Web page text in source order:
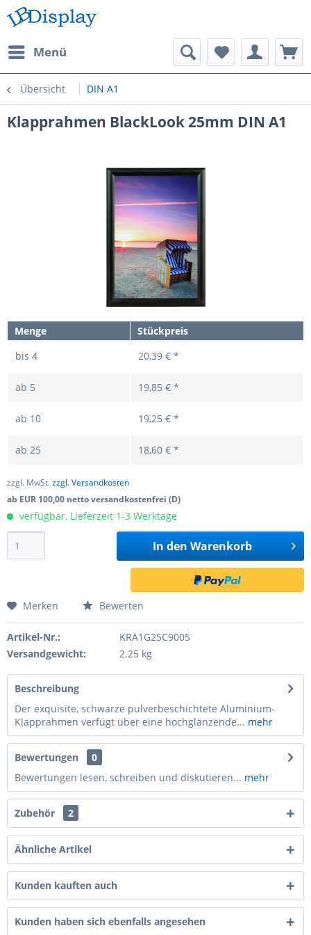
Menü
Übersicht DIN A1
Klapprahmen BlackLook 25mm DIN A1
Menge
Stückpreis
bis 4 20,39 € *
ab 5 19,85 € *
ab 10 19,25 € *
ab 25 18,60 € *
zzgl. MwSt.zzgl. Versandkosten
ab EUR 100,00 netto versandkostenfrei (D)
verfügbar, Lieferzeit 1-3 Werktage
In den Warenkorb
Merken Bewerten
Artikel-Nr.:
KRA1G25C9005
Versandgewicht:
2.25 kg
Beschreibung
Der exquisite, schwarze pulverbeschichtete Aluminium-
Klapprahmen verfügt über eine hochglänzende... mehr
Bewertungen
0
Bewertungen lesen, schreiben und diskutieren... mehr
Zubehör 2
Ähnliche Artikel
Kunden kauften auch
Kunden haben sich ebenfalls angesehen